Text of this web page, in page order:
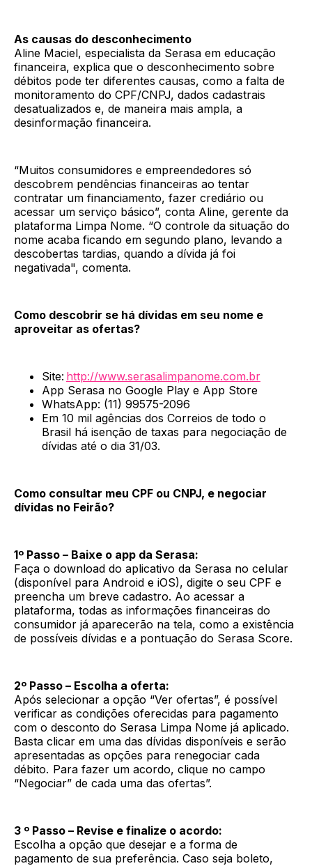
As causas do desconhecimento
Aline Maciel, especialista da Serasa em educação
financeira, explica que o desconhecimento sobre
débitos pode ter diferentes causas, como a falta de
monitoramento do CPF/CNPJ, dados cadastrais
desatualizados e, de maneira mais ampla, a
desinformação financeira.
“Muitos consumidores e empreendedores só
descobrem pendências financeiras ao tentar
contratar um financiamento, fazer crediário ou
acessar um serviço básico”, conta Aline, gerente da
plataforma Limpa Nome. “O controle da situação do
nome acaba ficando em segundo plano, levando a
descobertas tardias, quando a dívida já foi
negativada", comenta.
Como descobrir se há dívidas em seu nome e
aproveitar as ofertas?
Site: http://www.serasalimpanome.com.br
App Serasa no Google Play e App Store
WhatsApp: (11) 99575-2096
Em 10 mil agências dos Correios de todo o
Brasil há isenção de taxas para negociação de
dívidas até o dia 31/03.
Como consultar meu CPF ou CNPJ, e negociar
dívidas no Feirão?
1º Passo – Baixe o app da Serasa:
Faça o download do aplicativo da Serasa no celular
(disponível para Android e iOS), digite o seu CPF e
preencha um breve cadastro. Ao acessar a
plataforma, todas as informações financeiras do
consumidor já aparecerão na tela, como a existência
de possíveis dívidas e a pontuação do Serasa Score.
2º Passo – Escolha a oferta:
Após selecionar a opção “Ver ofertas”, é possível
verificar as condições oferecidas para pagamento
com o desconto do Serasa Limpa Nome já aplicado.
Basta clicar em uma das dívidas disponíveis e serão
apresentadas as opções para renegociar cada
débito. Para fazer um acordo, clique no campo
“Negociar” de cada uma das ofertas”.
3 º Passo – Revise e finalize o acordo:
Escolha a opção que desejar e a forma de
pagamento de sua preferência. Caso seja boleto,